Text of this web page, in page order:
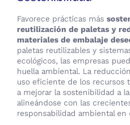
Favorece prácticas más
reutilización de paletas y
materiales de embalaje
paletas reutilizables y
ecológicos, las empresas
huella ambiental. La
uso eficiente de los recursos
a mejorar la sostenibilidad a
alineándose con las
responsabilidad ambiental en